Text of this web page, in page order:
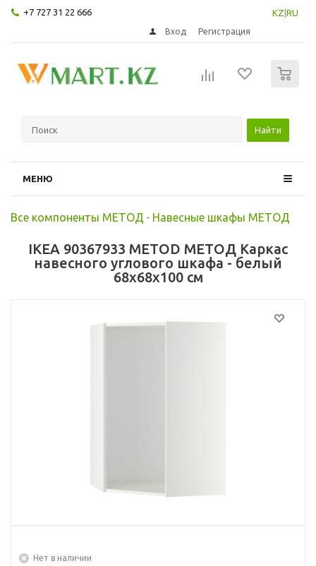
+7 727 31 22 666 KZ RU
Вход Регистрация
Найти
МЕНЮ
Все компоненты МЕТОД - Навесные шкафы МЕТОД
IKEA 90367933 METOD МЕТОД Каркас
навесного углового шкафа - белый
68x68x100 см
Нет в наличии